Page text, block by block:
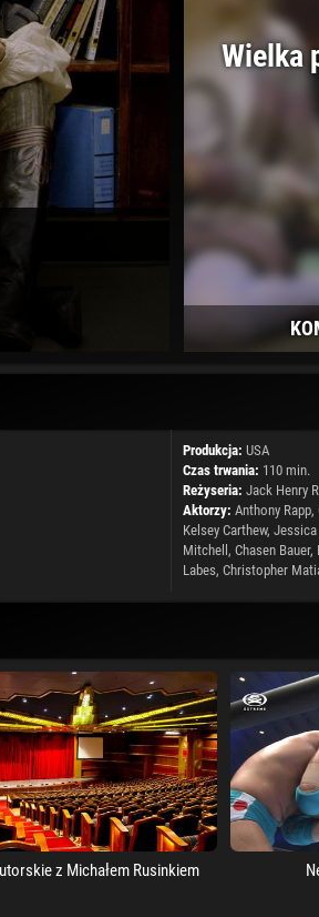
Wielka
Produkcja: USA
Czas trwania: 110 min.
Reżyseria: Jack Henry
Aktorzy: Anthony Rapp,
Kelsey Carthew,
Mitchell, Chasen Bauer,
Labes, Christopher
z Michałem Rusinkiem